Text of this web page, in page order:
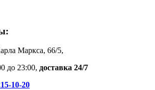
Маркса, 66/5,
до 23:00, доставка 24/7
10-20